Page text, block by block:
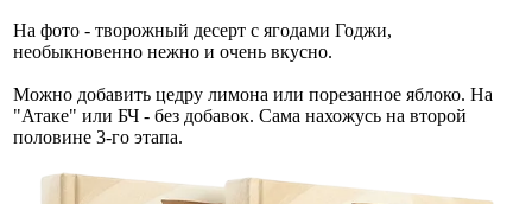
На фото - творожный десерт с ягодами Годжи,
необыкновенно нежно и очень вкусно.
Можно добавить цедру лимона или порезанное яблоко. На
"Атаке" или БЧ - без добавок. Сама нахожусь на второй
половине 3-го этапа.